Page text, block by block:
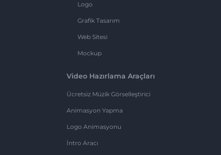
Logo
Grafik Tasarım
Web Sitesi
Mockup
Video Hazırlama Araçları
Ücretsiz Müzik Görselleştirici
Animasyon Yapma
Logo Animasyonu
İntro Aracı